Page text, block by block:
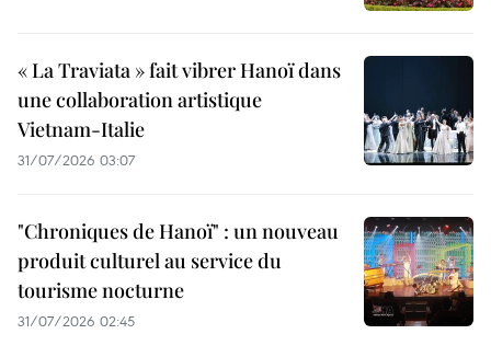
« La Traviata » fait vibrer Hanoï dans
une collaboration artistique
Vietnam-Italie
31/07/2026 03:07
"Chroniques de Hanoï" : un nouveau
produit culturel au service du
tourisme nocturne
31/07/2026 02:45